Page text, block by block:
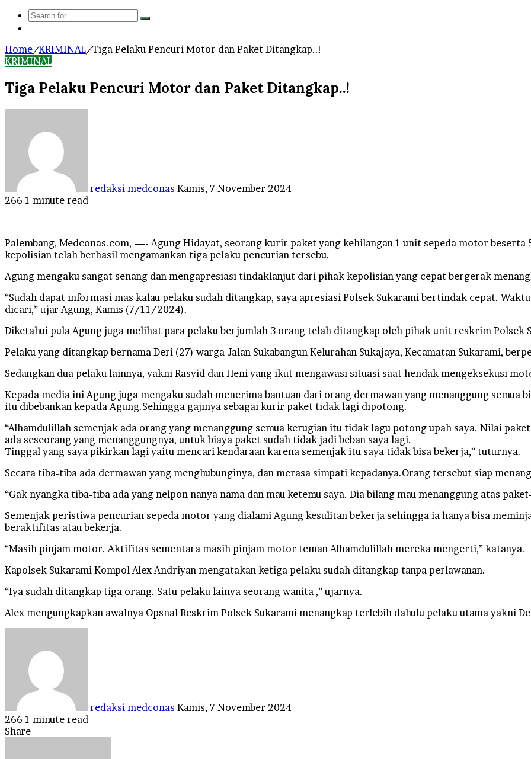
Search
Home/KRIMINAL/Tiga Pelaku Pencuri Motor dan Paket Ditangkap..!
KRIMINAL
Tiga Pelaku Pencuri Motor dan Paket Ditangkap..!
redaksi medconas Kamis, 7 November 2024
266 1 minute read
Palembang, Medconas.com, —- Agung Hidayat, seorang kurir paket yang kehilangan 1 unit sepeda motor
kepolisian telah berhasil mengamankan tiga pelaku pencurian tersebu.
Agung mengaku sangat senang dan mengapresiasi tindaklanjut dari pihak kepolisian yang cepat bergerak
“Sudah dapat informasi mas kalau pelaku sudah ditangkap, saya apresiasi Polsek Sukarami bertindak cepat.
dicari,” ujar Agung, Kamis (7/11/2024).
Diketahui pula Agung juga melihat para pelaku berjumlah 3 orang telah ditangkap oleh pihak unit reskrim Polsek
Pelaku yang ditangkap bernama Deri (27) warga Jalan Sukabangun Kelurahan Sukajaya, Kecamatan Sukarami,
Sedangkan dua pelaku lainnya, yakni Rasyid dan Heni yang ikut mengawasi situasi saat hendak mengeksekusi
Kepada media ini Agung juga mengaku sudah menerima bantuan dari orang dermawan yang menanggung semua
itu dibebankan kepada Agung.Sehingga gajinya sebagai kurir paket tidak lagi dipotong.
“Alhamdulillah semenjak ada orang yang menanggung semua kerugian itu tidak lagu potong upah saya. Nilai
ada seseorang yang menanggungnya, untuk biaya paket sudah tidak jadi beban saya lagi.
Tinggal yang saya pikirkan lagi yaitu mencari kendaraan karena semenjak itu saya tidak bisa bekerja,” tuturnya.
Secara tiba-tiba ada dermawan yang menghubunginya, dan merasa simpati kepadanya.Orang tersebut siap
“Gak nyangka tiba-tiba ada yang nelpon nanya nama dan mau ketemu saya. Dia bilang mau menanggung atas
Semenjak peristiwa pencurian sepeda motor yang dialami Agung kesulitan bekerja sehingga ia hanya bisa
beraktifitas atau bekerja.
“Masih pinjam motor. Aktifitas sementara masih pinjam motor teman Alhamdulillah mereka mengerti,” katanya.
Kapolsek Sukarami Kompol Alex Andriyan mengatakan ketiga pelaku sudah ditangkap tanpa perlawanan.
“Iya sudah ditangkap tiga orang. Satu pelaku lainya seorang wanita ,” ujarnya.
Alex mengungkapkan awalnya Opsnal Reskrim Polsek Sukarami menangkap terlebih dahulu pelaku utama yakni
redaksi medconas Kamis, 7 November 2024
266 1 minute read
Facebook
Twitter
LinkedIn
Tumblr
Pinterest
Reddit
VKontakte
Odnoklassniki
Pocket
Share